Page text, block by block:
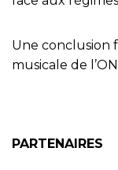
Une conclusion
musicale de
PARTENAIRES